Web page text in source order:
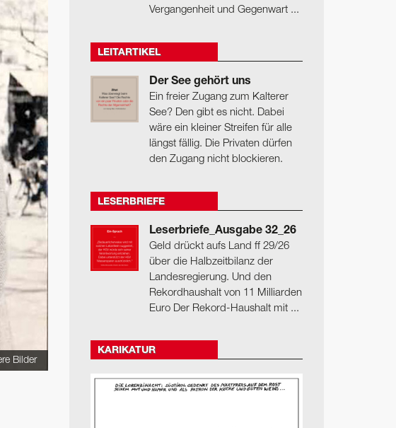
Bilder
Vergangenheit und Gegenwart ...
LEITARTIKEL
Der See gehört uns
Ein freier Zugang zum Kalterer
See? Den gibt es nicht. Dabei
wäre ein kleiner Streifen für alle
längst fällig. Die Privaten dürfen
den Zugang nicht blockieren.
LESERBRIEFE
Leserbriefe_Ausgabe 32_26
Geld drückt aufs Land ff 29/26
über die Halbzeitbilanz der
Landesregierung. Und den
Rekordhaushalt von 11 Milliarden
Euro Der Rekord-Haushalt mit ...
KARIKATUR